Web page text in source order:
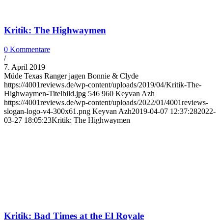
Kritik: The Highwaymen
0 Kommentare
/
7. April 2019
Müde Texas Ranger jagen Bonnie & Clyde
https://4001reviews.de/wp-content/uploads/2019/04/Kritik-The-
Highwaymen-Titelbild.jpg 546 960 Keyvan Azh
https://4001reviews.de/wp-content/uploads/2022/01/4001reviews-
slogan-logo-v4-300x61.png Keyvan Azh2019-04-07 12:37:282022-
03-27 18:05:23Kritik: The Highwaymen
Kritik: Bad Times at the El Royale